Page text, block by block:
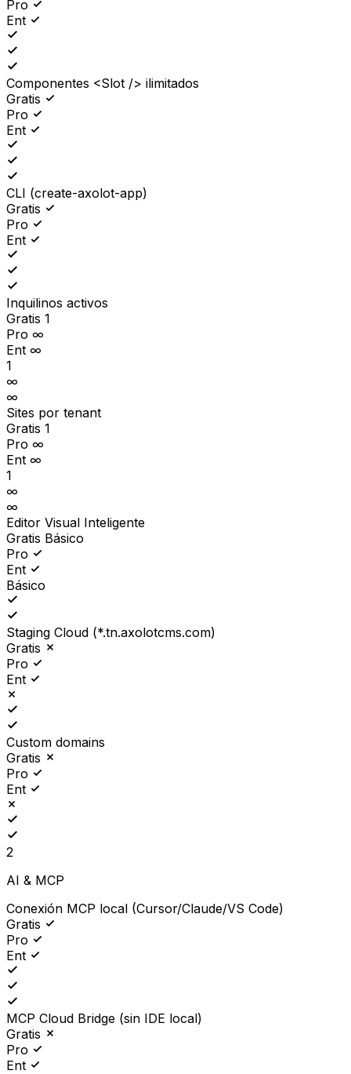
Pro
Ent
Componentes <Slot /> ilimitados
Gratis
Pro
Ent
CLI (create-axolot-app)
Gratis
Pro
Ent
Inquilinos activos
Gratis 1
Pro ∞
Ent ∞
1
∞
∞
Sites por tenant
Gratis 1
Pro ∞
Ent ∞
1
∞
∞
Editor Visual Inteligente
Gratis Básico
Pro
Ent
Básico
Staging Cloud (*.tn.axolotcms.com)
Gratis
Pro
Ent
Custom domains
Gratis
Pro
Ent
2
AI & MCP
Conexión MCP local (Cursor/Claude/VS Code)
Gratis
Pro
Ent
MCP Cloud Bridge (sin IDE local)
Gratis
Pro
Ent